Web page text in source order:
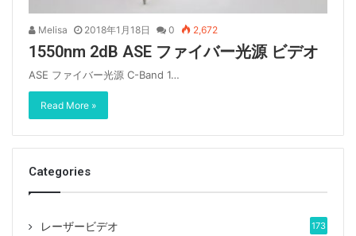
Melisa 2018年1月18日 0 2,672
1550nm 2dB ASE ファイバー光源 ビデオ
ASE ファイバー光源 C-Band 1…
Read More »
Categories
レーザービデオ 173